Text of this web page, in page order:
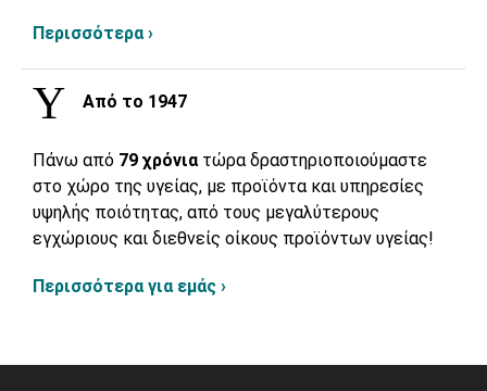
Περισσότερα ›
Από το 1947
Πάνω από 79 χρόνια τώρα δραστηριοποιούμαστε
στο χώρο της υγείας, με προϊόντα και υπηρεσίες
υψηλής ποιότητας, από τους μεγαλύτερους
εγχώριους και διεθνείς οίκους προϊόντων υγείας!
Περισσότερα για εμάς ›